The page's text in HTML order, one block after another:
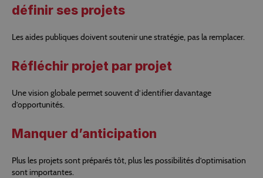
définir ses projets
Les aides publiques doivent soutenir une stratégie, pas la remplacer.
Réfléchir projet par projet
Une vision globale permet souvent d’identifier davantage
d’opportunités.
Manquer d’anticipation
Plus les projets sont préparés tôt, plus les possibilités d’optimisation
sont importantes.